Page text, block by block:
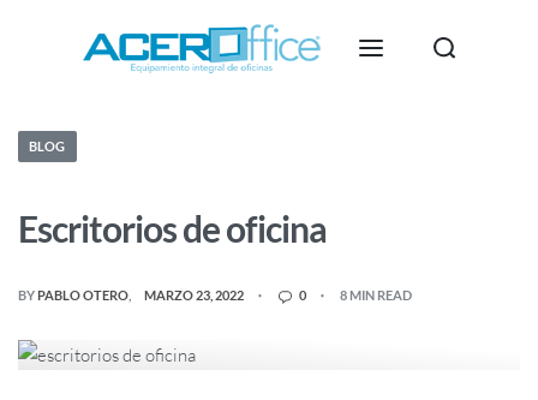
BLOG
Escritorios de oficina
BYPABLO OTERO MARZO 23, 2022 0 8 MIN READ